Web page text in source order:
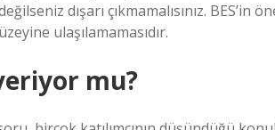
dışarı çıkmamalısınız. BES’in
ulaşılamamasıdır.
mu?